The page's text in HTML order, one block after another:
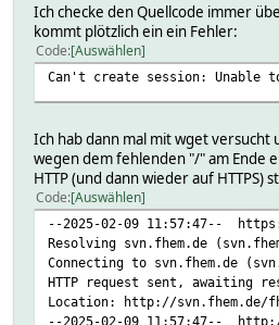
Ich checke den Quellcode immer
kommt plötzlich ein ein Fehler:
Code Auswählen
Can't create session: Unable
Ich hab dann mal mit wget versucht
wegen dem fehlenden "/" am Ende
HTTP (und dann wieder auf HTTPS)
Code Auswählen
--2025-02-09 11:57:47--
Resolving svn.fhem.de
Connecting to svn.fhem.de
HTTP request sent, awaiting
Location: http://svn.fhem.de/
--2025-02-09 11:57:47--